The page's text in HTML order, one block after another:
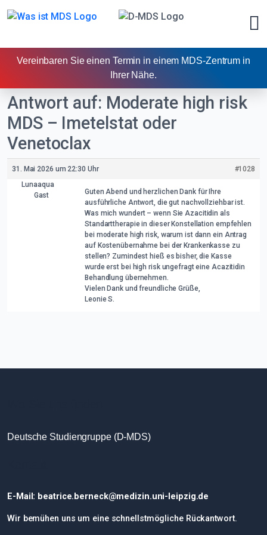
Vereinbaren Sie einen Termin in einem MDS-Zentrum in
Ihrer Nähe.
Übersicht
Diagnose
Behandlung
Leben mit MDS
Studiensuche
Netzwerk
Expertenforum
Antwort auf: Moderate high risk
MDS – Imetelstat oder
Venetoclax
31. Mai 2026 um 22:30 Uhr
#1028
Lunaaqua
Gast
Guten Abend und herzlichen Dank für Ihre
ausführliche Antwort, die gut nachvollziehbar ist.
Was mich wundert – wenn Sie Azacitidin als
Standarttherapie in dieser Konstellation empfehlen
bei moderate high risk, warum ist dann ein Antrag
auf Kostenübernahme bei der Krankenkasse zu
stellen? Zumindest hieß es bisher, die Kasse
wurde erst bei high risk ungefragt eine Acazitidin
Behandlung übernehmen.
Vielen Dank und freundliche Grüße,
Leonie S.
Deutsche Studiengruppe (D-MDS)
E-Mail: beatrice.berneck@medizin.uni-leipzig.de
Wir bemühen uns um eine schnellstmögliche Rückantwort.